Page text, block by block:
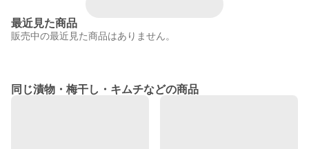
最近見た商品
販売中の最近見た商品はありません。
同じ漬物・梅干し・キムチなどの商品